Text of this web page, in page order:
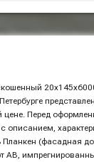
цене. Перед
описанием,
Планкен (фасадная
AB,